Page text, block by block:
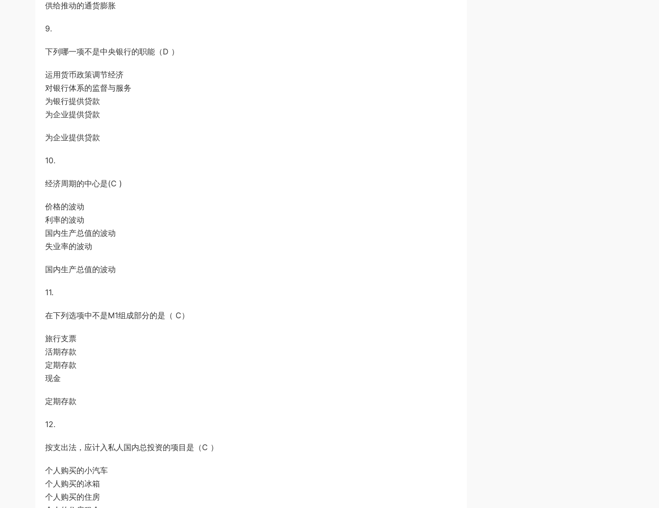
供给推动的通货膨胀
9.
下列哪一项不是中央银行的职能（D ）
运用货币政策调节经济
对银行体系的监督与服务
为银行提供贷款
为企业提供贷款
为企业提供贷款
10.
经济周期的中心是(C )
价格的波动
利率的波动
国内生产总值的波动
失业率的波动
国内生产总值的波动
11.
在下列选项中不是M1组成部分的是（ C）
旅行支票
活期存款
定期存款
现金
定期存款
12.
按支出法，应计入私人国内总投资的项目是（C ）
个人购买的小汽车
个人购买的冰箱
个人购买的住房